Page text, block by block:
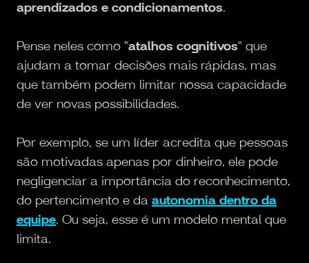
aprendizados e condicionamentos.
Pense neles como "atalhos cognitivos" que
ajudam a tomar decisões mais rápidas, mas
que também podem limitar nossa capacidade
de ver novas possibilidades.
Por exemplo, se um líder acredita que pessoas
são motivadas apenas por dinheiro, ele pode
negligenciar a importância do reconhecimento,
do pertencimento e da autonomia dentro da
equipe. Ou seja, esse é um modelo mental que
limita.